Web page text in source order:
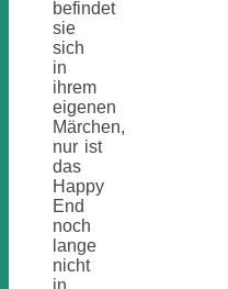
befindet
sie
sich
in
ihrem
eigenen
Märchen,
nur ist
das
Happy
End
noch
lange
nicht
in